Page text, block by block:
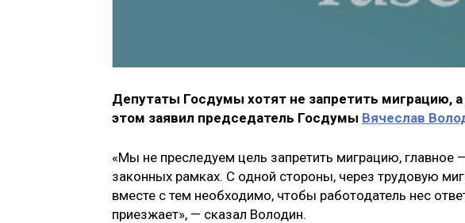
Депутаты Госдумы хотят не запретить миграцию,
этом заявил председатель Госдумы Вячеслав
«Мы не преследуем цель запретить миграцию, главное
законных рамках. С одной стороны, через трудовую
вместе с тем необходимо, чтобы работодатель нес
приезжает», — сказал Володин.